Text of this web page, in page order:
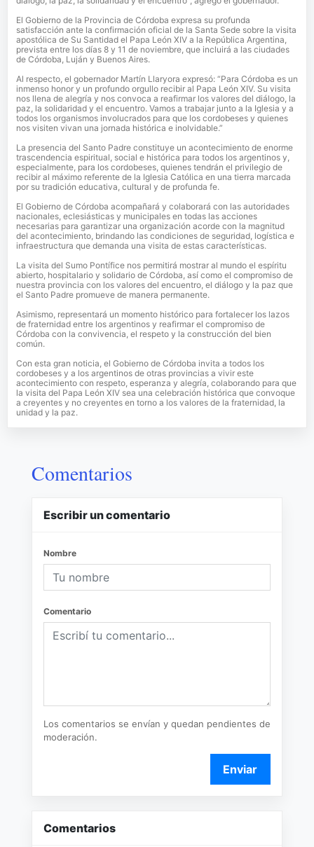
El Gobierno de la Provincia de Córdoba expresa su profunda
satisfacción ante la confirmación oficial de la Santa Sede sobre la visita
apostólica de Su Santidad el Papa León XIV a la República Argentina,
prevista entre los días 8 y 11 de noviembre, que incluirá a las ciudades
de Córdoba, Luján y Buenos Aires.
Al respecto, el gobernador Martín Llaryora expresó: “Para Córdoba es un
inmenso honor y un profundo orgullo recibir al Papa León XIV. Su visita
nos llena de alegría y nos convoca a reafirmar los valores del diálogo, la
paz, la solidaridad y el encuentro. Vamos a trabajar junto a la Iglesia y a
todos los organismos involucrados para que los cordobeses y quienes
nos visiten vivan una jornada histórica e inolvidable.”
La presencia del Santo Padre constituye un acontecimiento de enorme
trascendencia espiritual, social e histórica para todos los argentinos y,
especialmente, para los cordobeses, quienes tendrán el privilegio de
recibir al máximo referente de la Iglesia Católica en una tierra marcada
por su tradición educativa, cultural y de profunda fe.
El Gobierno de Córdoba acompañará y colaborará con las autoridades
nacionales, eclesiásticas y municipales en todas las acciones
necesarias para garantizar una organización acorde con la magnitud
del acontecimiento, brindando las condiciones de seguridad, logística e
infraestructura que demanda una visita de estas características.
La visita del Sumo Pontífice nos permitirá mostrar al mundo el espíritu
abierto, hospitalario y solidario de Córdoba, así como el compromiso de
nuestra provincia con los valores del encuentro, el diálogo y la paz que
el Santo Padre promueve de manera permanente.
Asimismo, representará un momento histórico para fortalecer los lazos
de fraternidad entre los argentinos y reafirmar el compromiso de
Córdoba con la convivencia, el respeto y la construcción del bien
común.
Con esta gran noticia, el Gobierno de Córdoba invita a todos los
cordobeses y a los argentinos de otras provincias a vivir este
acontecimiento con respeto, esperanza y alegría, colaborando para que
la visita del Papa León XIV sea una celebración histórica que convoque
a creyentes y no creyentes en torno a los valores de la fraternidad, la
unidad y la paz.
Comentarios
Escribir un comentario
Nombre
Comentario
Los comentarios se envían y quedan pendientes de
moderación.
Enviar
Comentarios